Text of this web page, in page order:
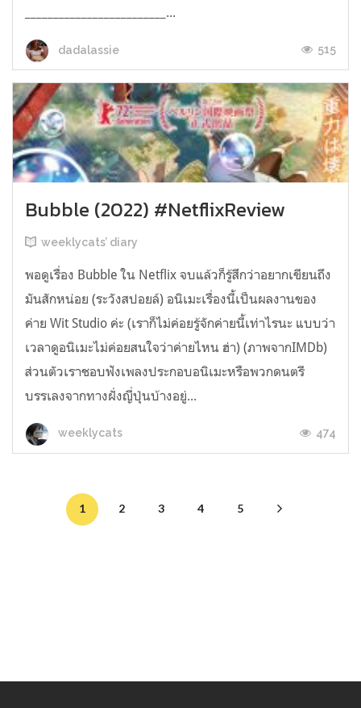
_________________________...
dadalassie 515
Bubble (2022) #NetflixReview
weeklycats’ diary
พอดูเรื่อง Bubble ใน Netflix จบแล้วก็รู้สึกว่าอยากเขียนถึง
มันสักหน่อย (ระวังสปอยล์) อนิเมะเรื่องนี้เป็นผลงานของ
ค่าย Wit Studio ค่ะ (เราก็ไม่ค่อยรู้จักค่ายนี้เท่าไรนะ แบบว่า
เวลาดูอนิเมะไม่ค่อยสนใจว่าค่ายไหน ฮ่า) (ภาพจากIMDb)
ส่วนตัวเราชอบฟังเพลงประกอบอนิเมะหรือพวกดนตรี
บรรเลงจากทางฝั่งญี่ปุ่นบ้างอยู่...
weeklycats 474
1 2 3 4 5